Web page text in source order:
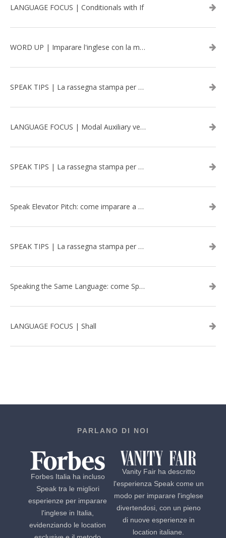
LANGUAGE FOCUS | Conditionals with If
WORD UP | Imparare l'inglese con la musica: David Bowie
SPEAK TIPS | La rassegna stampa per migliorare l’inglese - aprile 2026
LANGUAGE FOCUS | Modal Auxiliary verbs in the past
SPEAK TIPS | La rassegna stampa per migliorare l’inglese - marzo 2026
Speak Elevator Pitch: come imparare a gestire una presentazione in inglese
SPEAK TIPS | La rassegna stampa per migliorare l’inglese - febbraio 2026
Speaking the Same Language: come Speak aiuta a rafforzare i team attraverso il Team Building in inglese
LANGUAGE FOCUS | Shall
PARLANO DI NOI
Forbes Italia ha incluso
Speak tra le migliori
esperienze per imparare
l'inglese in Italia,
evidenziando le location
Vanity Fair ha descritto
l'esperienza Speak come un
modo per imparare l'inglese
divertendosi, con un pieno
di nuove esperienze in
location italiane.